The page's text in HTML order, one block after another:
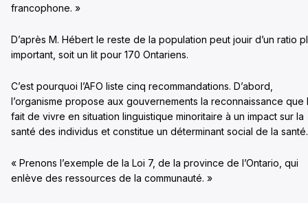
francophone. »
D’après M. Hébert le reste de la population peut jouir d’un ratio
important, soit un lit pour 170 Ontariens.
C’est pourquoi l’AFO liste cinq recommandations. D’abord,
l’organisme propose aux gouvernements la reconnaissance que
fait de vivre en situation linguistique minoritaire à un impact sur la
santé des individus et constitue un déterminant social de la
« Prenons l’exemple de la Loi 7, de la province de l’Ontario, qui
enlève des ressources de la communauté. »